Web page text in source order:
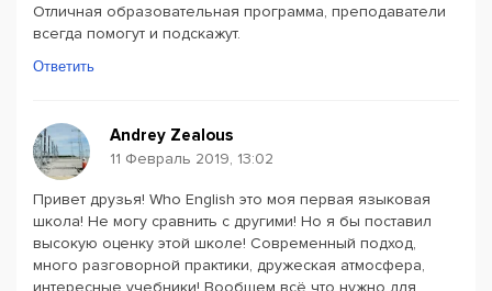
Отличная образовательная программа, преподаватели
всегда помогут и подскажут.
Ответить
Andrey Zealous
11 Февраль 2019, 13:02
Привет друзья! Who English это моя первая языковая
школа! Не могу сравнить с другими! Но я бы поставил
высокую оценку этой школе! Современный подход,
много разговорной практики, дружеская атмосфера,
интересные учебники! Вообщем всё что нужно для